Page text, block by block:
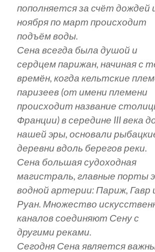
пополняется за счёт дождей
ноября по март происходит
подъём воды.
Сена всегда была душой и
сердцем парижан, начиная с
времён, когда кельтские
паризеев (от имени племени
происходит название
Франции) в середине III века
нашей эры, основали
деревни вдоль берегов реки.
Сена большая судоходная
магистраль, главные порты
водной артерии: Париж, Гавр
Руан. Множество
каналов соединяют Сену с
другими реками.
Сегодня Сена является